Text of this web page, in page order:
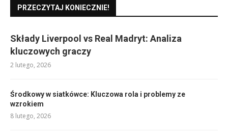
PRZECZYTAJ KONIECZNIE!
Składy Liverpool vs Real Madryt: Analiza
kluczowych graczy
2 lutego, 2026
Środkowy w siatkówce: Kluczowa rola i problemy ze
wzrokiem
8 lutego, 2026